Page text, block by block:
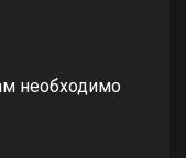
необходимо